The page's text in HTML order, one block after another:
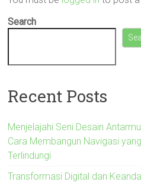
Search
Recent Posts
Menjelajahi Seni Desain
Cara Membangun Navigasi
Terlindungi
Transformasi Digital dan